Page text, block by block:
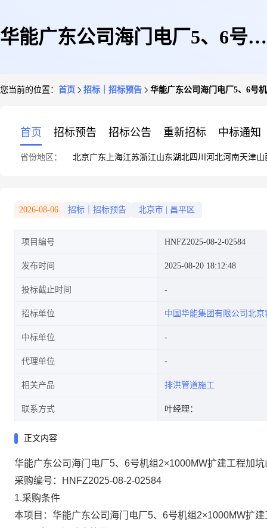
华能广东公司海门电厂5、6号机
您当前的位置： 首页 招标｜招标预告 华能广东公司海门电厂5、6号
首页 招标预告 招标公告 重新招标 中标通知
省份地区： 北京广东 上海江苏浙江山东湖北四川 河北河南天津山
2026-08-06 招标｜招标预告 北京市 昌平区
项目编号 HNFZ2025-08-2-02584
发布时间 2025-08-20 18:12:48
投标截止时间
招标单位 中国华能集团有限公司北
中标单位
代理单位
相关产品 排洪管道施工
联系方式 叶经理：
正文内容
华能广东公司海门电厂5、6号机组2×1000MW扩建工程加
采购编号：HNFZ2025-08-2-02584
1.采购条件
本项目：华能广东公司海门电厂5、6号机组2×1000MW扩